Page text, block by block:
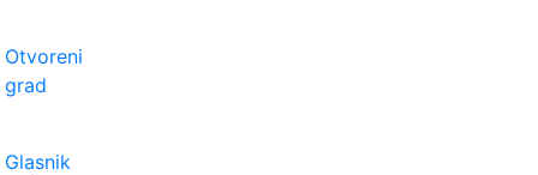
Otvoreni
grad
Glasnik